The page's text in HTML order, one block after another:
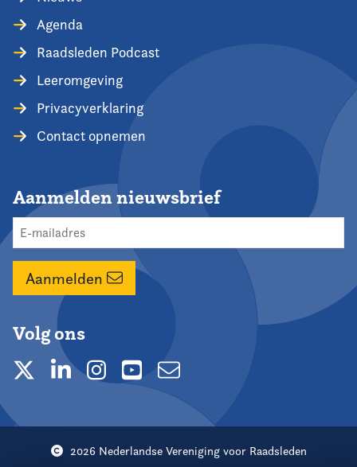
Agenda
Raadsleden Podcast
Leeromgeving
Privacyverklaring
Contact opnemen
Aanmelden nieuwsbrief
Aanmelden
Volg ons
2026 Nederlandse Vereniging voor Raadsleden